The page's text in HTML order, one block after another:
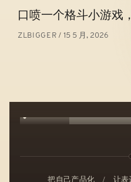
航
口喷一个格斗小游戏
ZLBIGGER 15 5 月, 2026
把自己产品化 / 让表